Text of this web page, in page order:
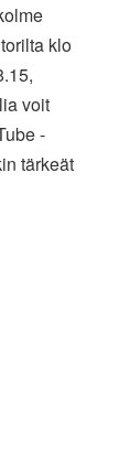
klo
voit
-
tärkeät